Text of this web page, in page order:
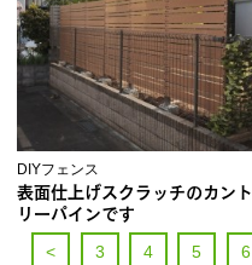
DIYフェンス
表面仕上げスクラッチのカント
リーパインです
< 3 4 5 6